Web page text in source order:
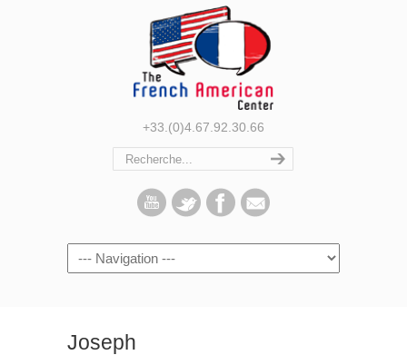
+33.(0)4.67.92.30.66
Navigation
Joseph